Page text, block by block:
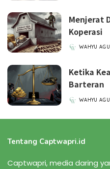
Menjerat
Koperasi
POSTED
WAHYU
Ketika
Barteran
POSTED
WAHYU
Tentang Captwapri.id
Captwapri, media daring